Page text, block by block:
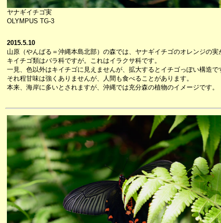
ヤナギイチゴ実
OLYMPUS TG-3
2015.5.10
山原（やんばる＝沖縄本島北部）の森では、ヤナギイチゴのオレンジの実
キイチゴ類はバラ科ですが。これはイラクサ科です。
一見、色以外はキイチゴに見えませんが、拡大するとイチゴっぽい構造で
それ程甘味は強くありませんが、人間も食べることがあります。
本来、海岸に多いとされますが、沖縄では充分森の植物のイメージです。